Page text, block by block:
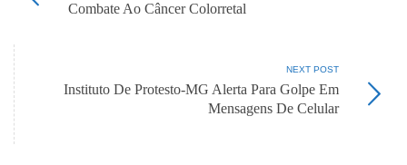
Combate Ao Câncer Colorretal
NEXT POST
Instituto De Protesto-MG Alerta Para Golpe Em
Mensagens De Celular